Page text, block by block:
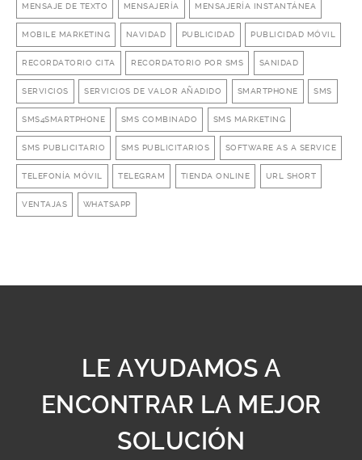
MENSAJE DE TEXTO MENSAJERÍA MENSAJERÍA INSTANTÁNEA
MOBILE MARKETING NAVIDAD PUBLICIDAD PUBLICIDAD MÓVIL
RECORDATORIO CITA RECORDATORIO POR SMS SANIDAD
SERVICIOS SERVICIOS DE VALOR AÑADIDO SMARTPHONE SMS
SMS4SMARTPHONE SMS COMBINADO SMS MARKETING
SMS PUBLICITARIO SMS PUBLICITARIOS SOFTWARE AS A SERVICE
TELEFONÍA MÓVIL TELEGRAM TIENDA ONLINE URL SHORT
VENTAJAS WHATSAPP
LE AYUDAMOS A
ENCONTRAR LA MEJOR
SOLUCIÓN